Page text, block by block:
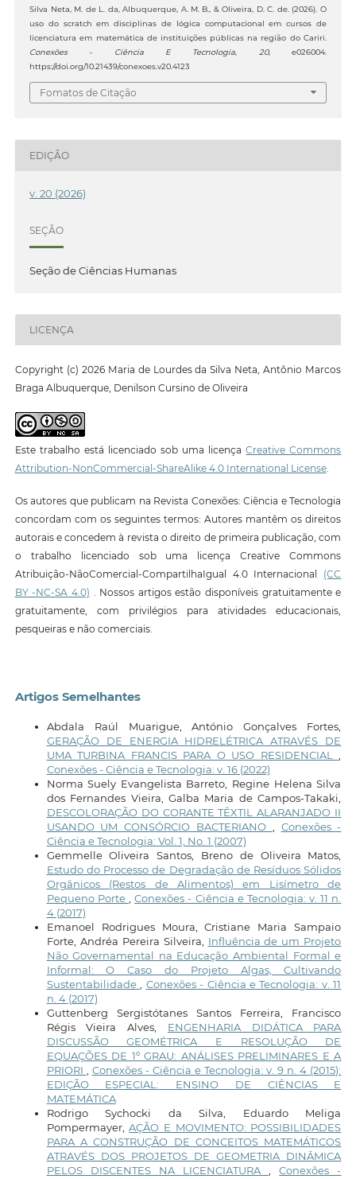
Silva Neta, M. de L. da, Albuquerque, A. M. B., & Oliveira, D. C. de. (2026). O
uso do scratch em disciplinas de lógica computacional em cursos de
licenciatura em matemática de instituições públicas na região do Cariri.
Conexões - Ciência E Tecnologia, 20, e026004.
https://doi.org/10.21439/conexoes.v20.4123
Fomatos de Citação
EDIÇÃO
v. 20 (2026)
SEÇÃO
Seção de Ciências Humanas
LICENÇA
Copyright (c) 2026 Maria de Lourdes da Silva Neta, Antônio Marcos
Braga Albuquerque, Denilson Cursino de Oliveira
Este trabalho está licenciado sob uma licençaCreative Commons
Attribution-NonCommercial-ShareAlike 4.0 International License.
Os autores que publicam na Revista Conexões: Ciência e Tecnologia
concordam com os seguintes termos: Autores mantêm os direitos
autorais e concedem à revista o direito de primeira publicação, com
o trabalho licenciado sob uma licença Creative Commons
Atribuição-NãoComercial-CompartilhaIgual 4.0 Internacional (CC
BY -NC-SA 4.0) . Nossos artigos estão disponíveis gratuitamente e
gratuitamente, com privilégios para atividades educacionais,
pesqueiras e não comerciais.
Artigos Semelhantes
Abdala Raúl Muarigue, António Gonçalves Fortes,
GERAÇÃO DE ENERGIA HIDRELÉTRICA ATRAVÉS DE
UMA TURBINA FRANCIS PARA O USO RESIDENCIAL
Conexões - Ciência e Tecnologia: v. 16 (2022)
Norma Suely Evangelista Barreto, Regine Helena Silva
dos Fernandes Vieira, Galba Maria de Campos-Takaki,
DESCOLORAÇÃO DO CORANTE TÊXTIL ALARANJADO II
USANDO UM CONSÓRCIO BACTERIANO
Conexões -
Ciência e Tecnologia: Vol. 1, No. 1 (2007)
Gemmelle Oliveira Santos, Breno de Oliveira Matos,
Estudo do Processo de Degradação de Resíduos Sólidos
Orgânicos (Restos de Alimentos) em Lisímetro de
Pequeno Porte
,Conexões - Ciência e Tecnologia: v. 11 n.
4 (2017)
Emanoel Rodrigues Moura, Cristiane Maria Sampaio
Forte, Andréa Pereira Silveira, Influência de um Projeto
Não Governamental na Educação Ambiental Formal e
Informal: O Caso do Projeto Algas, Cultivando
Sustentabilidade
Conexões - Ciência e Tecnologia: v. 11
n. 4 (2017)
Guttenberg Sergistótanes Santos Ferreira, Francisco
Régis Vieira Alves, ENGENHARIA DIDÁTICA PARA
DISCUSSÃO GEOMÉTRICA E RESOLUÇÃO DE
EQUAÇÕES DE 1º GRAU: ANÁLISES PRELIMINARES E A
PRIORI
Conexões - Ciência e Tecnologia: v. 9 n. 4 (2015):
EDIÇÃO ESPECIAL: ENSINO DE CIÊNCIAS E
MATEMÁTICA
Rodrigo Sychocki da Silva, Eduardo Meliga
Pompermayer,AÇÃO E MOVIMENTO: POSSIBILIDADES
PARA A CONSTRUÇÃO DE CONCEITOS MATEMÁTICOS
ATRAVÉS DOS PROJETOS DE GEOMETRIA DINÂMICA
PELOS DISCENTES NA LICENCIATURA
,Conexões -